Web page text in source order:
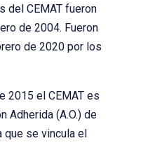
del CEMAT fueron
de 2004. Fueron
de 2020 por los
2015 el CEMAT es
Adherida (A.O.) de
que se vincula el